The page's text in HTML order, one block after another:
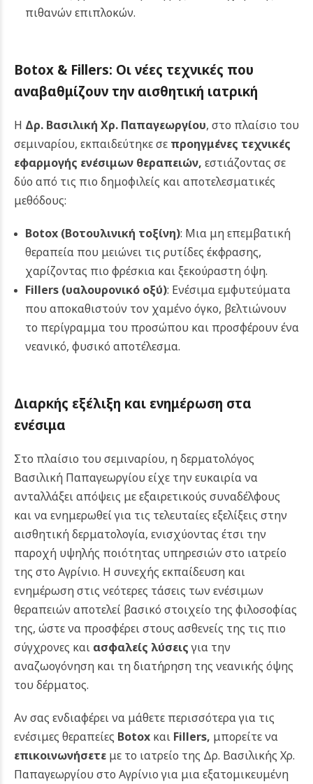
πιθανών επιπλοκών.
Botox & Fillers: Οι νέες τεχνικές που
αναβαθμίζουν την αισθητική ιατρική
Η Δρ. Βασιλική Χρ. Παπαγεωργίου, στο πλαίσιο του
σεμιναρίου, εκπαιδεύτηκε σε προηγμένες τεχνικές
εφαρμογής ενέσιμων θεραπειών, εστιάζοντας σε
δύο από τις πιο δημοφιλείς και αποτελεσματικές
μεθόδους:
Botox(Βοτουλινική τοξίνη): Μια μη επεμβατική
θεραπεία που μειώνει τις ρυτίδες έκφρασης,
χαρίζοντας πιο φρέσκια και ξεκούραστη όψη.
Fillers(υαλουρονικό οξύ): Ενέσιμα εμφυτεύματα
που αποκαθιστούν τον χαμένο όγκο, βελτιώνουν
το περίγραμμα του προσώπου και προσφέρουν ένα
νεανικό, φυσικό αποτέλεσμα.
Διαρκής εξέλιξη και ενημέρωση στα
ενέσιμα
Στο πλαίσιο του σεμιναρίου, η δερματολόγος
Βασιλική Παπαγεωργίου είχε την ευκαιρία να
ανταλλάξει απόψεις με εξαιρετικούς συναδέλφους
και να ενημερωθεί για τις τελευταίες εξελίξεις στην
αισθητική δερματολογία, ενισχύοντας έτσι την
παροχή υψηλής ποιότητας υπηρεσιών στο ιατρείο
της στο Αγρίνιο. Η συνεχής εκπαίδευση και
ενημέρωση στις νεότερες τάσεις των ενέσιμων
θεραπειών αποτελεί βασικό στοιχείο της φιλοσοφίας
της, ώστε να προσφέρει στους ασθενείς της τις πιο
σύγχρονες και ασφαλείς λύσειςγια την
αναζωογόνηση και τη διατήρηση της νεανικής όψης
του δέρματος.
Αν σας ενδιαφέρει να μάθετε περισσότερα για τις
ενέσιμες θεραπείες Botox και Fillers, μπορείτε να
επικοινωνήσετε με το ιατρείο της Δρ. Βασιλικής Χρ.
Παπαγεωργίου στο Αγρίνιο για μια εξατομικευμένη